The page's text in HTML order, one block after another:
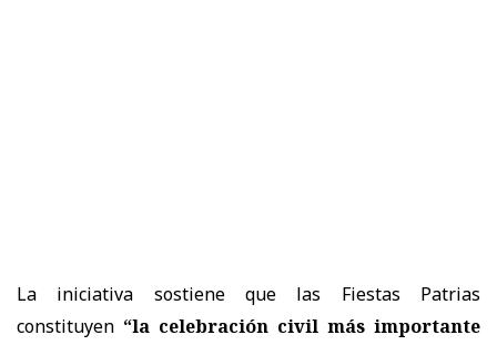
La iniciativa sostiene que las Fiestas Patrias
constituyen “la celebración civil más importante